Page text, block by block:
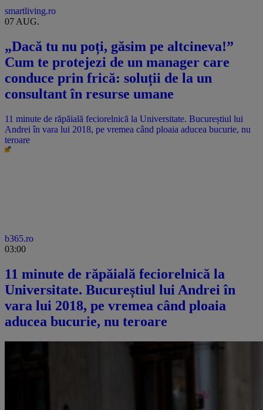
smartliving.ro
07 AUG.
„Dacă tu nu poți, găsim pe altcineva!”
Cum te protejezi de un manager care
conduce prin frică: soluții de la un
consultant în resurse umane
11 minute de răpăială feciorelnică la Universitate. Bucureștiul lui
Andrei în vara lui 2018, pe vremea când ploaia aducea bucurie, nu
teroare
b365.ro
03:00
11 minute de răpăială feciorelnică la
Universitate. Bucureștiul lui Andrei în
vara lui 2018, pe vremea când ploaia
aducea bucurie, nu teroare